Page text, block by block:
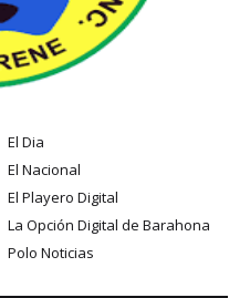
El Dia
El Nacional
El Playero Digital
La Opción Digital de Barahona
Polo Noticias